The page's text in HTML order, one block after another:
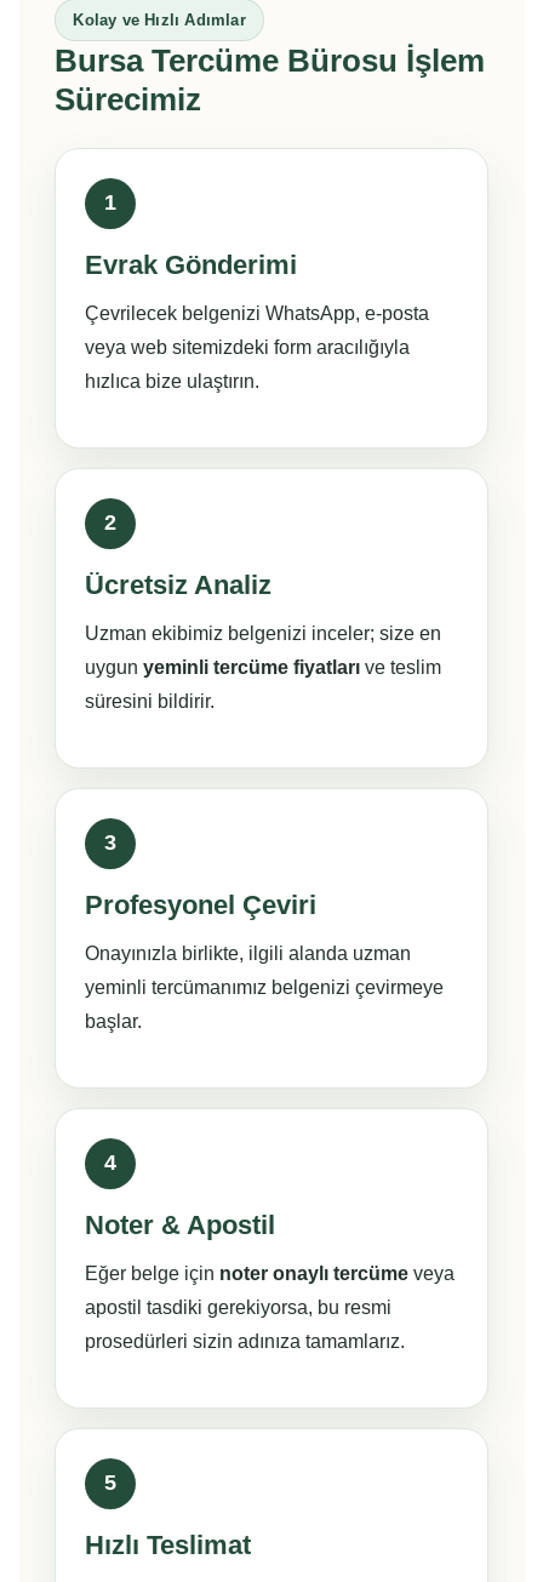
Kolay ve Hızlı Adımlar
Bursa Tercüme Bürosu İşlem
Sürecimiz
1
Evrak Gönderimi
Çevrilecek belgenizi WhatsApp, e-posta
veya web sitemizdeki form aracılığıyla
hızlıca bize ulaştırın.
2
Ücretsiz Analiz
Uzman ekibimiz belgenizi inceler; size en
uygunyeminli tercüme fiyatları ve teslim
süresini bildirir.
3
Profesyonel Çeviri
Onayınızla birlikte, ilgili alanda uzman
yeminli tercümanımız belgenizi çevirmeye
başlar.
4
Noter & Apostil
Eğer belge için noter onaylı tercüme veya
apostil tasdiki gerekiyorsa, bu resmi
prosedürleri sizin adınıza tamamlarız.
5
Hızlı Teslimat